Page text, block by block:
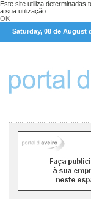
Este site utiliza determinadas
a sua utilização.
OK
Saturday, 08 de August